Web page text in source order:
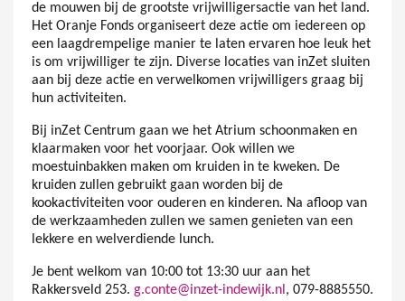
de mouwen bij de grootste vrijwilligersactie van het land.
Het Oranje Fonds organiseert deze actie om iedereen op
een laagdrempelige manier te laten ervaren hoe leuk het
is om vrijwilliger te zijn. Diverse locaties van inZet sluiten
aan bij deze actie en verwelkomen vrijwilligers graag bij
hun activiteiten.
Bij inZet Centrum gaan we het Atrium schoonmaken en
klaarmaken voor het voorjaar. Ook willen we
moestuinbakken maken om kruiden in te kweken. De
kruiden zullen gebruikt gaan worden bij de
kookactiviteiten voor ouderen en kinderen. Na afloop van
de werkzaamheden zullen we samen genieten van een
lekkere en welverdiende lunch.
Je bent welkom van 10:00 tot 13:30 uur aan het
Rakkersveld 253. g.conte@inzet-indewijk.nl , 079-8885550.